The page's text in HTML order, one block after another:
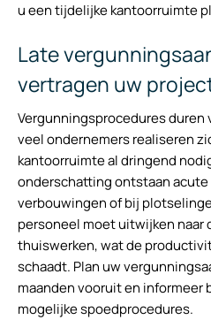
u een tijdelijke kantoorruimte
Late
vertragen uw
Vergunningsprocedures duren
veel ondernemers realiseren
kantoorruimte al dringend
onderschatting ontstaan
verbouwingen of bij
personeel moet uitwijken naar
thuiswerken, wat de
schaadt. Plan uw
maanden vooruit en informeer
mogelijke spoedprocedures.